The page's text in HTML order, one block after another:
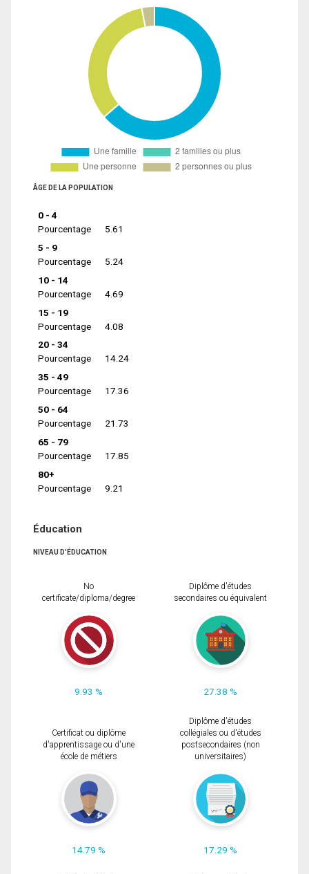
ÂGE DE LA POPULATION
0 - 4
Pourcentage
5.61
5 - 9
Pourcentage
5.24
10 - 14
Pourcentage
4.69
15 - 19
Pourcentage
4.08
20 - 34
Pourcentage
14.24
35 - 49
Pourcentage
17.36
50 - 64
Pourcentage
21.73
65 - 79
Pourcentage
17.85
80+
Pourcentage
9.21
Éducation
NIVEAU D'ÉDUCATION
No
certificate/diploma/degree
9.93 %
Diplôme d'études
secondaires ou équivalent
27.38 %
Certificat ou diplôme
d'apprentissage ou d'une
école de métiers
14.79 %
Diplôme d'études
collégiales ou d'études
postsecondaires (non
universitaires)
17.29 %